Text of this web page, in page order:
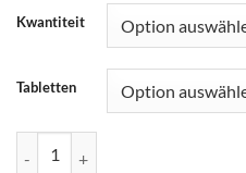
Kwantiteit
Tabletten